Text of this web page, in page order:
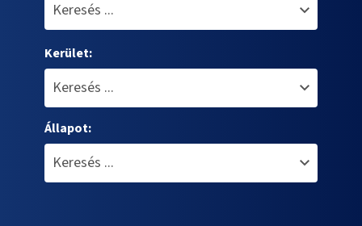
Kerület:
Állapot: